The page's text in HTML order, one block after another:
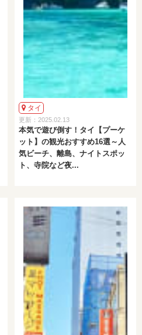
タイ
更新：2025.02.13
本気で遊び倒す！タイ【プーケ
ット】の観光おすすめ16選～人
気ビーチ、離島、ナイトスポッ
ト、寺院など夜...